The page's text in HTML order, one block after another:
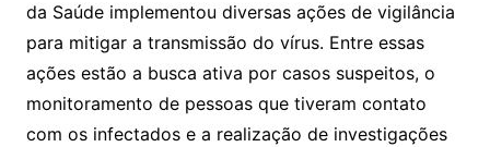
da Saúde implementou diversas ações de vigilância
para mitigar a transmissão do vírus. Entre essas
ações estão a busca ativa por casos suspeitos, o
monitoramento de pessoas que tiveram contato
com os infectados e a realização de investigações